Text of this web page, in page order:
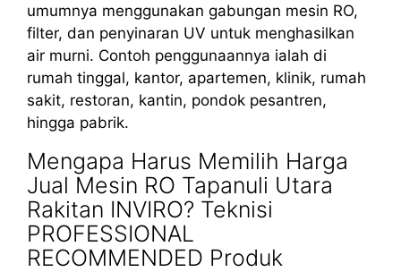
umumnya menggunakan gabungan mesin RO,
filter, dan penyinaran UV untuk menghasilkan
air murni. Contoh penggunaannya ialah di
rumah tinggal, kantor, apartemen, klinik, rumah
sakit, restoran, kantin, pondok pesantren,
hingga pabrik.
Mengapa Harus Memilih Harga
Jual Mesin RO Tapanuli Utara
Rakitan INVIRO? Teknisi
PROFESSIONAL
RECOMMENDED Produk